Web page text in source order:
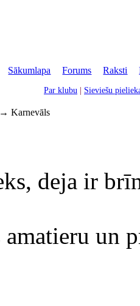
Sākumlapa |Forums |Raksti |
Par klubu Sieviešu
→ Karnevāls
deja ir
amatieru un